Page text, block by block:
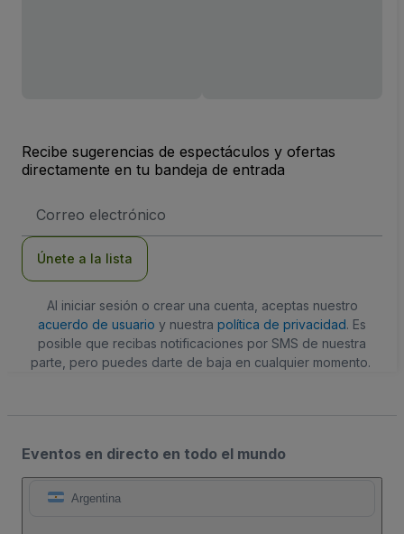
Recibe sugerencias de espectáculos y ofertas
directamente en tu bandeja de entrada
de
Únete a la lista
Al iniciar sesión o crear una cuenta, aceptas nuestro
acuerdo de usuario y nuestra política de privacidad. Es
posible que recibas notificaciones por SMS de nuestra
parte, pero puedes darte de baja en cualquier momento.
Eventos en directo en todo el mundo
Argentina